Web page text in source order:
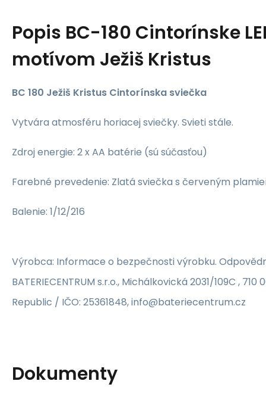
Popis BC-180 Cintorínske
motívom Ježiš Kristus
BC 180 Ježiš Kristus Cintorínska sviečka
Vytvára atmosféru horiacej sviečky. Svieti stále.
Zdroj energie: 2 x AA batérie (sú súčasťou)
Farebné prevedenie: Zlatá sviečka s červeným
Balenie: 1/12/216
Výrobca: Informace o bezpečnosti výrobku.
BATERIECENTRUM s.r.o., Michálkovická 2031/109C ,
Republic / IČO: 25361848, info@bateriecentrum.cz
Dokumenty